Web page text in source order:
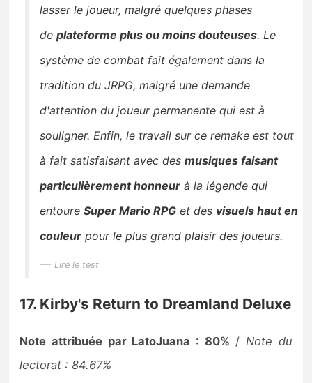
lasser le joueur, malgré quelques phases
deplateforme plus ou moins douteuses. Le
système de combat fait également dans la
tradition du JRPG, malgré une demande
d'attention du joueur permanente qui est à
souligner. Enfin, le travail sur ce remake est tout
à fait satisfaisant avec desmusiques faisant
particulièrement honneur à la légende qui
entoureSuper Mario RPG et des visuels haut en
couleur pour le plus grand plaisir des joueurs.
Lire le test
17. Kirby's Return to Dreamland Deluxe
Note attribuée par LatoJuana : 80% /Note du
lectorat : 84.67%